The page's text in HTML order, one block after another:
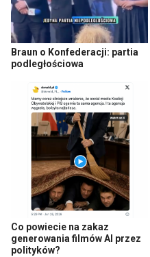
Braun o Konfederacji: partia
podległościowa
Co powiecie na zakaz
generowania filmów AI przez
polityków?